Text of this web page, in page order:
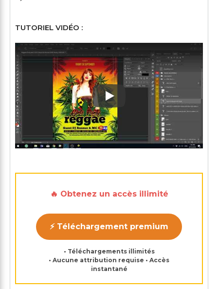
TUTORIEL VIDÉO :
Play: Keynote (Google I/O
🔥 Obtenez un accès illimité
⚡ Téléchargement premium
• Téléchargements illimités
• Aucune attribution requise • Accès
instantané